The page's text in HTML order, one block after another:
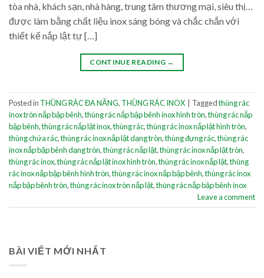
tòa nhà, khách sạn, nhà hàng, trung tâm thương mại, siêu thị…
được làm bằng chất liệu inox sáng bóng và chắc chắn với
thiết kế nắp lật tự […]
CONTINUE READING →
Posted in THÙNG RÁC ĐA NĂNG, THÙNG RÁC INOX Taggedthùng rác
inox tròn nắp bập bênh,thùng rác nắp bập bênh inox hình tròn,thùng rác nắp
bập bênh,thùng rác nắp lật inox,thùng rác,thùng rác inox nắp lật hình tròn,
thùng chứa rác,thùng rác inox nắp lật dạng tròn,thùng đựng rác,thùng rác
inox nắp bập bênh dạng tròn,thùng rác nắp lật,thùng rác inox nắp lật tròn,
thùng rác inox,thùng rác nắp lật inox hình tròn,thùng rác inox nắp lật,thùng
rác inox nắp bập bênh hình tròn,thùng rác inox nắp bập bênh,thùng rác inox
nắp bập bênh tròn,thùng rác inox tròn nắp lật,thùng rác nắp bập bênh inox
Leave a comment
BÀI VIẾT MỚI NHẤT